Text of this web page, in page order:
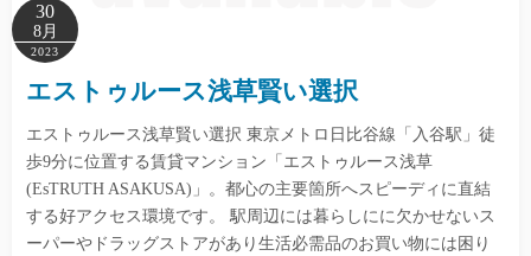
30
8月
2023
エストゥルース浅草賢い選択
エストゥルース浅草賢い選択 東京メトロ日比谷線「入谷駅」徒
歩9分に位置する賃貸マンション「エストゥルース浅草
(EsTRUTH ASAKUSA)」。都心の主要箇所へスピーディに直結
する好アクセス環境です。 駅周辺には暮らしにに欠かせないス
ーパーやドラッグストアがあり生活必需品のお買い物には困り